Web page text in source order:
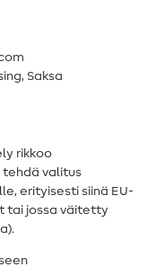
Saksa
rikkoo
tehdä valitus
erityisesti siinä EU-
tai jossa väitetty